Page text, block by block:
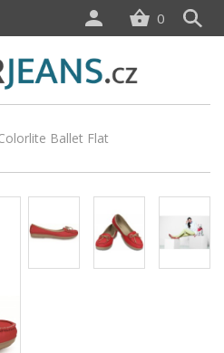
Ballet Flat
0